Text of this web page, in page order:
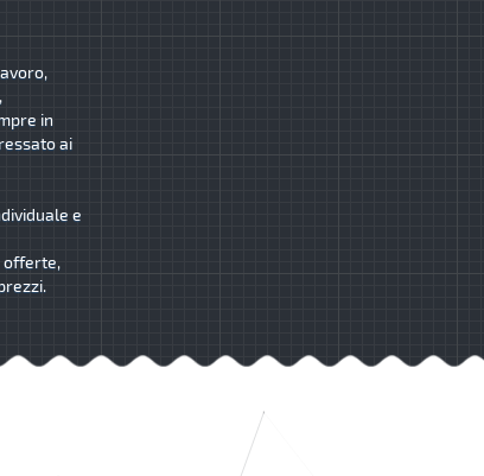
in
ai
e
offerte,